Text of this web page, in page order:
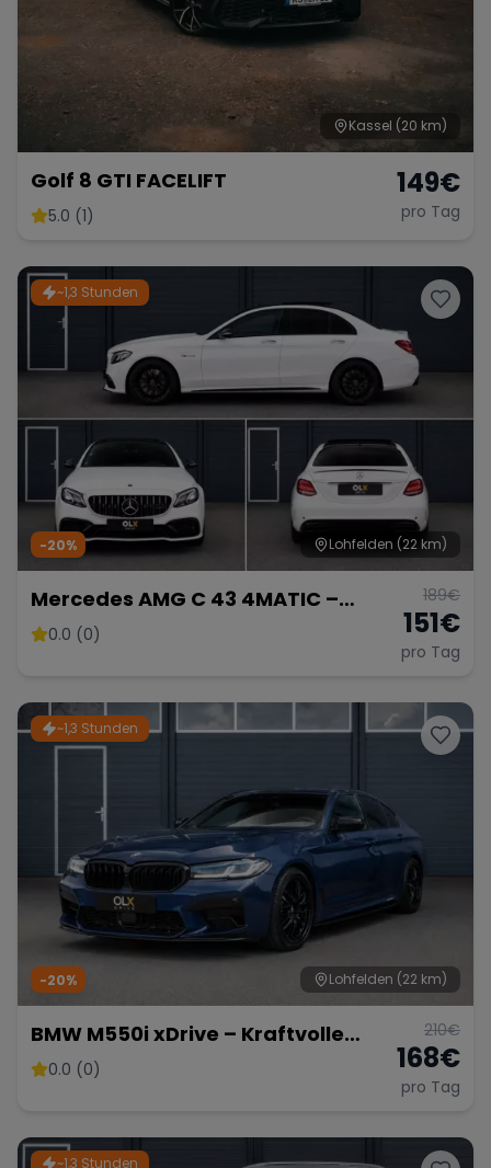
Kassel (20 km)
Golf 8 GTI FACELIFT
5.0 (1)
149€
pro Tag
~1,3 Stunden
Lohfelden (22 km)
-20%
Mercedes AMG C 43 4MATIC –
Sportliche Limousine
0.0 (0)
189€
151€
pro Tag
~1,3 Stunden
Lohfelden (22 km)
-20%
BMW M550i xDrive – Kraftvolle
Limousine
0.0 (0)
210€
168€
pro Tag
~1,3 Stunden